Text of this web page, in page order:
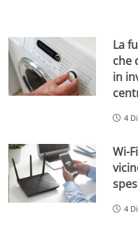
La
che
in
4
Wi-
4